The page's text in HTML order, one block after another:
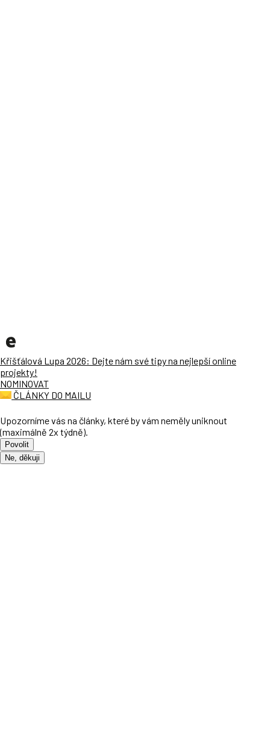
Křišťálová Lupa 2026: Dejte nám své tipy na nejlepší online
projekty!
NOMINOVAT
ČLÁNKY DO MAILU
Upozorníme vás na články, které by vám neměly uniknout
(maximálně 2x týdně).
Povolit
Ne, děkuji